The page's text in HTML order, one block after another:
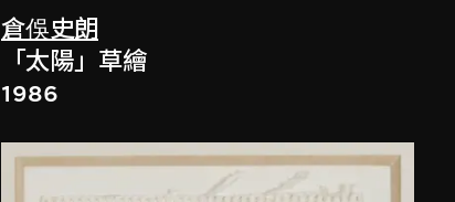
倉俁史朗
「太陽」草繪
1986